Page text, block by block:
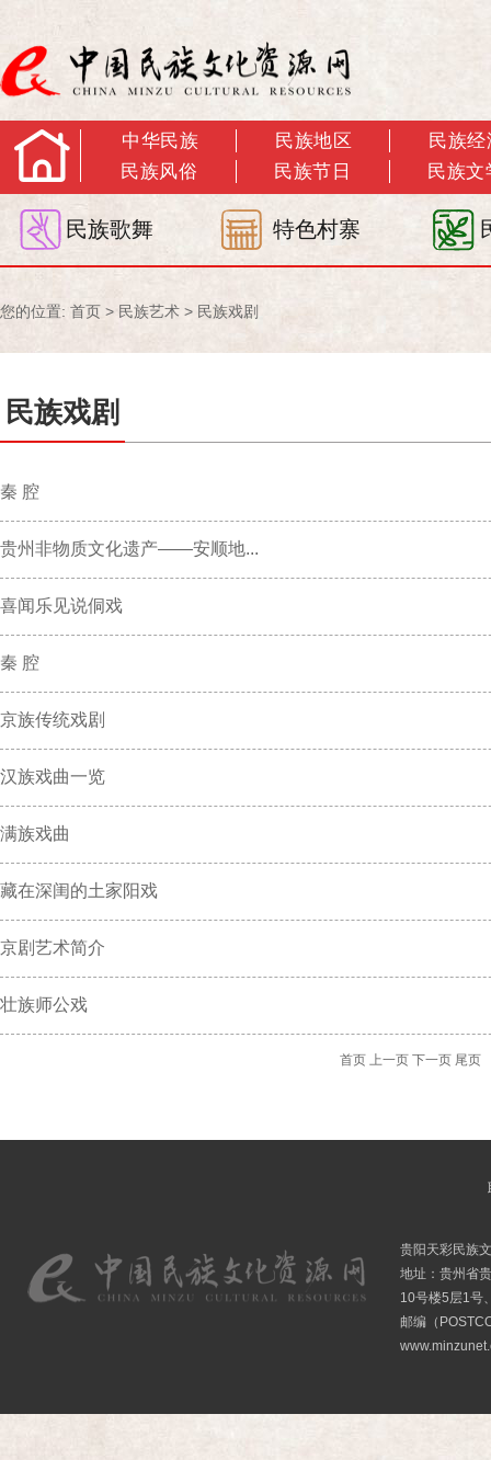
中华民族 民族地区
民族经
民族风俗
民族节日 民族文
民族歌舞 特色村寨
您的位置: 首页 > 民族艺术 > 民族戏剧
民族戏剧
秦 腔
贵州非物质文化遗产——安顺地...
喜闻乐见说侗戏
秦 腔
京族传统戏剧
汉族戏曲一览
满族戏曲
藏在深闺的土家阳戏
京剧艺术简介
壮族师公戏
首页 上一页 下一页 尾页
贵阳天彩民族
地址：贵州省
10号楼5层1号
邮编（